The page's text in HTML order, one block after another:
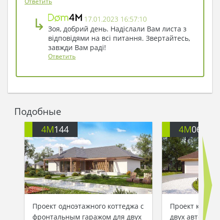
↳
17.01.2023 16:57:10
Зоя, добрий день. Надіслали Вам листа з
відповідями на всі питання. Звертайтесь,
завжди Вам раді!
Ответить
Подобные
4M144
Проект одноэтажного коттеджа с
фронтальным гаражом для двух
4M060
Проект
двух авто